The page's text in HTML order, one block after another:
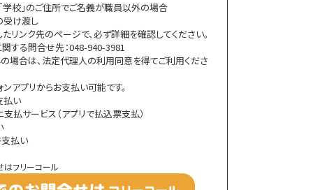
「学校」のご住所でご名義が職員以外の場合
受け渡し
リンク先のページで、必ず詳細を確認してください。
する問合せ先：048-940-3981
場合は、法定代理人の利用同意を得てご利用くださ
アプリからお支払い可能です。
払い
払サービス（アプリで払込票支払）
支払い
フリーコール